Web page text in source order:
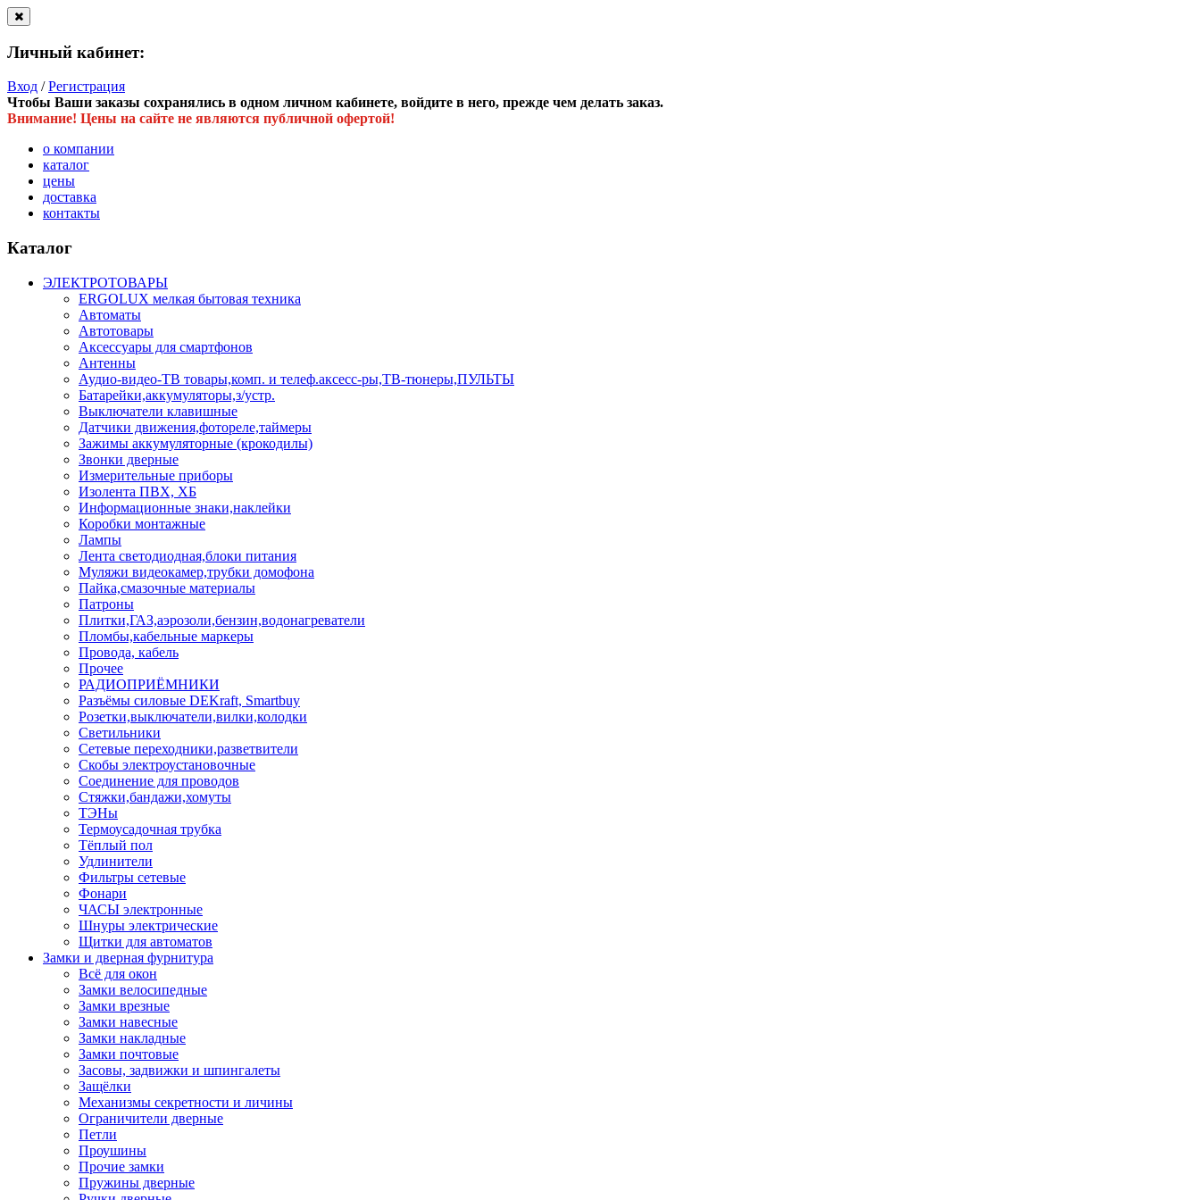
Личный кабинет:
Вход /Регистрация
Чтобы Ваши заказы сохранялись в одном личном кабинете, войдите в него, прежде чем делать заказ.
Внимание! Цены на сайте не являются публичной офертой!
о компании
каталог
цены
доставка
контакты
Каталог
ЭЛЕКТРОТОВАРЫ
ERGOLUX мелкая бытовая техника
Автоматы
Автотовары
Аксессуары для смартфонов
Антенны
Аудио-видео-ТВ товары,комп. и телеф.аксесс-ры,ТВ-тюнеры,ПУЛЬТЫ
Батарейки,аккумуляторы,з/устр.
Выключатели клавишные
Датчики движения,фотореле,таймеры
Зажимы аккумуляторные (крокодилы)
Звонки дверные
Измерительные приборы
Изолента ПВХ, ХБ
Информационные знаки,наклейки
Коробки монтажные
Лампы
Лента светодиодная,блоки питания
Муляжи видеокамер,трубки домофона
Пайка,смазочные материалы
Патроны
Плитки,ГАЗ,аэрозоли,бензин,водонагреватели
Пломбы,кабельные маркеры
Провода, кабель
Прочее
РАДИОПРИЁМНИКИ
Разъёмы силовые DEKraft, Smartbuy
Розетки,выключатели,вилки,колодки
Светильники
Сетевые переходники,разветвители
Скобы электроустановочные
Соединение для проводов
Стяжки,бандажи,хомуты
ТЭНы
Термоусадочная трубка
Тёплый пол
Удлинители
Фильтры сетевые
Фонари
ЧАСЫ электронные
Шнуры электрические
Щитки для автоматов
Замки и дверная фурнитура
Всё для окон
Замки велосипедные
Замки врезные
Замки навесные
Замки накладные
Замки почтовые
Засовы, задвижки и шпингалеты
Защёлки
Механизмы секретности и личины
Ограничители дверные
Петли
Проушины
Прочие замки
Пружины дверные